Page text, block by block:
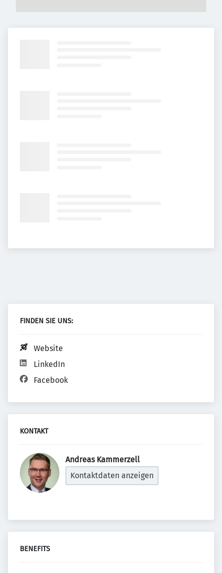
FINDEN SIE UNS:
Website
LinkedIn
Facebook
KONTAKT
Andreas Kammerzell
Kontaktdaten anzeigen
BENEFITS